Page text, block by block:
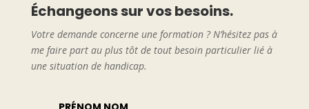
Échangeons sur vos besoins.
Votre demande concerne une formation ? N’hésitez pas à
me faire part au plus tôt de tout besoin particulier lié à
une situation de handicap.